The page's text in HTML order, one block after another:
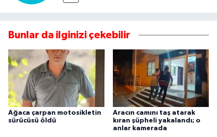
Bunlar da ilginizi çekebilir
Ağaca çarpan motosikletin
sürücüsü öldü
Aracın camını taş atarak
kıran şüpheli yakalandı; o
anlar kamerada